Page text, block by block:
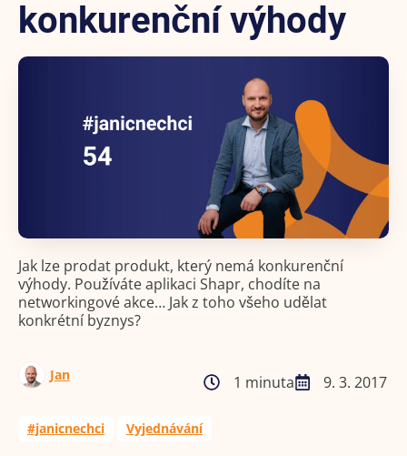
konkurenční výhody
Jak lze prodat produkt, který nemá konkurenční
výhody. Používáte aplikaci Shapr, chodíte na
networkingové akce… Jak z toho všeho udělat
konkrétní byznys?
Jan 1 minuta 9. 3. 2017
#janicnechci Vyjednávání